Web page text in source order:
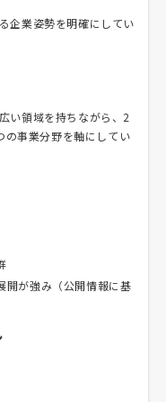
企業姿勢を明確にしてい
い領域を持ちながら、2
事業分野を軸にしてい
開が強み（公開情報に基